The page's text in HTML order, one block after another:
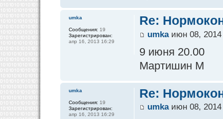
Re:
umkaиюн 08, 2014
9 июня 20.00
Мартишин М
umka
Сообщения: 19
Зарегистрирован:
апр 16, 2013 16:29
Re:
umkaиюн 08, 2014
umka
Сообщения: 19
Зарегистрирован:
апр 16, 2013 16:29